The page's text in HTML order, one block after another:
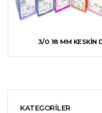
KATEGORİLER
3/0 18 MM KESKİN